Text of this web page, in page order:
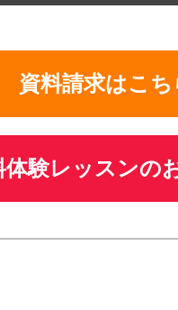
資料請求はこち
体験レッスンの